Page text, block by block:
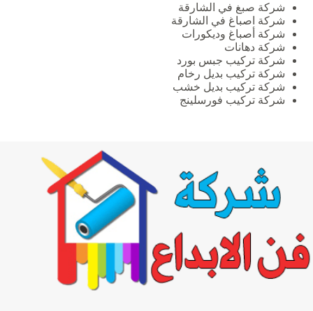
شركة صبغ في الشارقة
شركة اصباغ في الشارقة
شركة أصباغ وديكورات
شركة دهانات
شركة تركيب جبس بورد
شركة تركيب بديل رخام
شركة تركيب بديل خشب
شركة تركيب فورسلينج